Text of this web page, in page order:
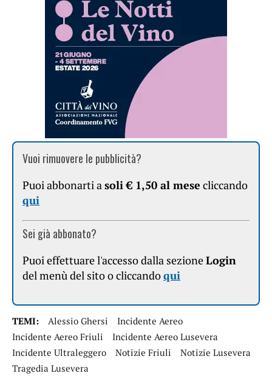
Vuoi rimuovere le pubblicità?
Puoi abbonarti asoli € 1,50 al mese cliccando
qui
Sei già abbonato?
Puoi effettuare l'accesso dalla sezioneLogin
del menù del sito o cliccandoqui
TEMI: Alessio Ghersi
Incidente Aereo
Incidente Aereo Friuli
Incidente Aereo Lusevera
Incidente Ultraleggero
Notizie Friuli
Notizie Lusevera
Tragedia Lusevera